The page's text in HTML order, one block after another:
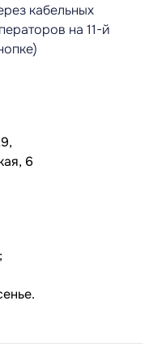
кабельных
на 11-й
6